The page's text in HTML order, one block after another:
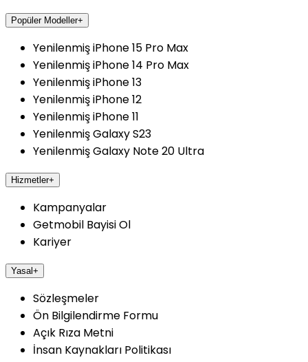
Popüler Modeller+
Yenilenmiş iPhone 15 Pro Max
Yenilenmiş iPhone 14 Pro Max
Yenilenmiş iPhone 13
Yenilenmiş iPhone 12
Yenilenmiş iPhone 11
Yenilenmiş Galaxy S23
Yenilenmiş Galaxy Note 20 Ultra
Hizmetler+
Kampanyalar
Getmobil Bayisi Ol
Kariyer
Yasal+
Sözleşmeler
Ön Bilgilendirme Formu
Açık Rıza Metni
İnsan Kaynakları Politikası